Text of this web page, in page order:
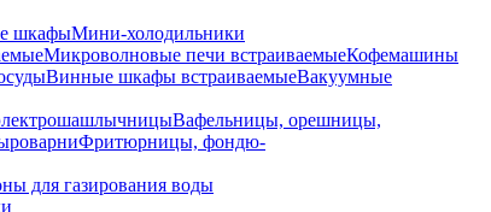
шкафыМини-холодильники
Микроволновые печи встраиваемыеКофемашины
Винные шкафы встраиваемыеВакуумные
Вафельницы, орешницы,
Фритюрницы, фондю-
для газирования воды